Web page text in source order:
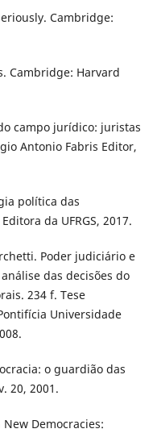
Cambridge:
Cambridge: Harvard
campo jurídico: juristas
Antonio Fabris Editor,
política das
da UFRGS, 2017.
Poder judiciário e
das decisões do
234 f. Tese
Universidade
o guardião das
20, 2001.
New Democracies: